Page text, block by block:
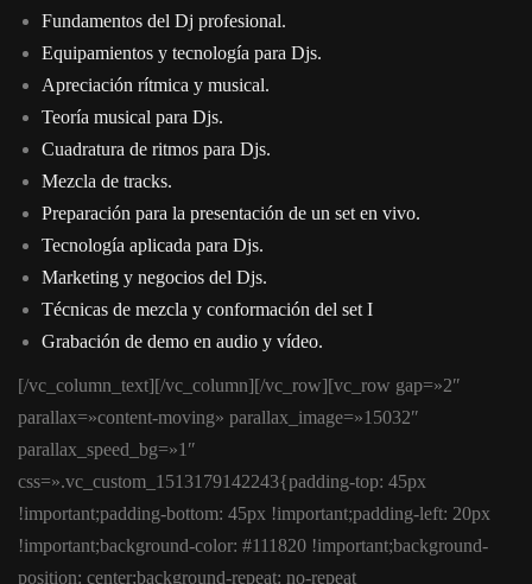
Fundamentos del Dj profesional.
Equipamientos y tecnología para Djs.
Apreciación rítmica y musical.
Teoría musical para Djs.
Cuadratura de ritmos para Djs.
Mezcla de tracks.
Preparación para la presentación de un set en vivo.
Tecnología aplicada para Djs.
Marketing y negocios del Djs.
Técnicas de mezcla y conformación del set I
Grabación de demo en audio y vídeo.
[/vc_column_text][/vc_column][/vc_row][vc_row gap=»2″
parallax=»content-moving» parallax_image=»15032″
parallax_speed_bg=»1″
css=».vc_custom_1513179142243{padding-top: 45px
!important;padding-bottom: 45px !important;padding-left: 20px
!important;background-color: #111820 !important;background-
position: center;background-repeat: no-repeat